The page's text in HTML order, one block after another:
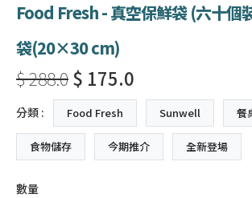
Food Fresh - 真空保鮮袋 (六十個
袋(20×30 cm)
$ 288.0$ 175.0
分類 : Food Fresh Sunwell 餐
食物儲存 今期推介 全新登場
數量